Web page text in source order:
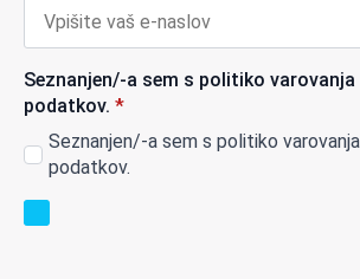
Seznanjen/-a sem s politiko varovanja
podatkov. *
Seznanjen/-a sem s politiko
podatkov.